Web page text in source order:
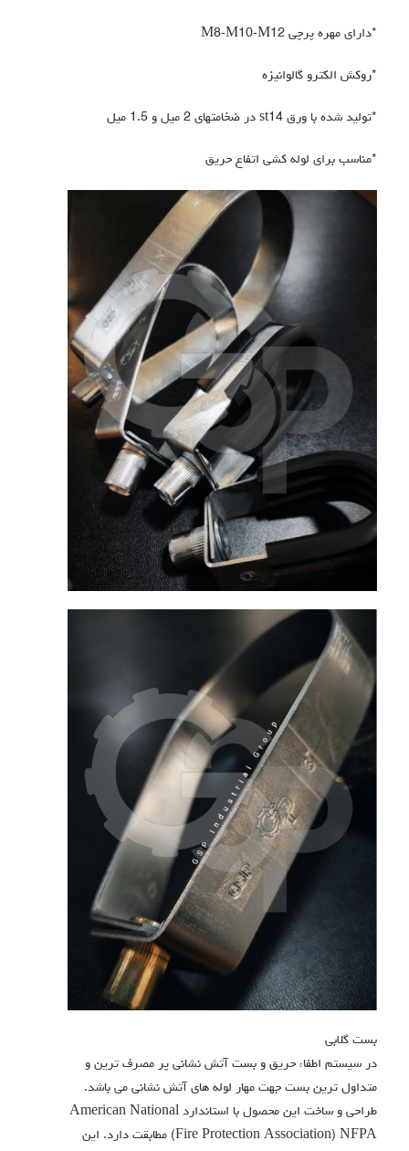
*دارای مهره پرچی M8-M10-M12
*روکش الکترو گالوانیزه
*تولید شده با ورق st14 در ضخامتهای 2 میل و 1.5 میل
*مناسب برای لوله کشی اتفاع حریق
بست گلابی
در سیستم اطفاء حریق و بست آتش نشانی پر مصرف ترین و
متداول ترین بست جهت مهار لوله های آتش نشانی می باشد.
طراحی و ساخت این محصول با استاندارد American National
Fire Protection Association) NFPA) مطابقت دارد. این